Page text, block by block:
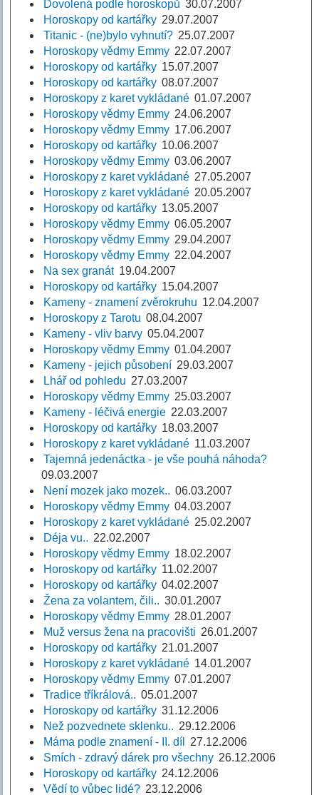
Dovolená podle horoskopů 30.07.2007
Horoskopy od kartářky 29.07.2007
Titanic - (ne)bylo vyhnutí? 25.07.2007
Horoskopy vědmy Emmy 22.07.2007
Horoskopy od kartářky 15.07.2007
Horoskopy od kartářky 08.07.2007
Horoskopy z karet vykládané 01.07.2007
Horoskopy vědmy Emmy 24.06.2007
Horoskopy vědmy Emmy 17.06.2007
Horoskopy od kartářky 10.06.2007
Horoskopy vědmy Emmy 03.06.2007
Horoskopy z karet vykládané 27.05.2007
Horoskopy z karet vykládané 20.05.2007
Horoskopy od kartářky 13.05.2007
Horoskopy vědmy Emmy 06.05.2007
Horoskopy vědmy Emmy 29.04.2007
Horoskopy vědmy Emmy 22.04.2007
Na sex granát 19.04.2007
Horoskopy od kartářky 15.04.2007
Kameny - znamení zvěrokruhu 12.04.2007
Horoskopy z Tarotu 08.04.2007
Kameny - vliv barvy 05.04.2007
Horoskopy vědmy Emmy 01.04.2007
Kameny - jejich působení 29.03.2007
Lhář od pohledu 27.03.2007
Horoskopy vědmy Emmy 25.03.2007
Kameny - léčivá energie 22.03.2007
Horoskopy od kartářky 18.03.2007
Horoskopy z karet vykládané 11.03.2007
Tajemná jedenáctka - je vše pouhá náhoda?
09.03.2007
Není mozek jako mozek.. 06.03.2007
Horoskopy vědmy Emmy 04.03.2007
Horoskopy z karet vykládané 25.02.2007
Déja vu.. 22.02.2007
Horoskopy vědmy Emmy 18.02.2007
Horoskopy od kartářky 11.02.2007
Horoskopy od kartářky 04.02.2007
Žena za volantem, čili.. 30.01.2007
Horoskopy vědmy Emmy 28.01.2007
Muž versus žena na pracovišti 26.01.2007
Horoskopy od kartářky 21.01.2007
Horoskopy z karet vykládané 14.01.2007
Horoskopy vědmy Emmy 07.01.2007
Tradice tříkrálová.. 05.01.2007
Horoskopy od kartářky 31.12.2006
Než pozvednete sklenku.. 29.12.2006
Máma podle znamení - II. díl
27.12.2006
Smích - zdravý dárek pro všechny 26.12.2006
Horoskopy od kartářky 24.12.2006
Vědí to vůbec lidé? 23.12.2006